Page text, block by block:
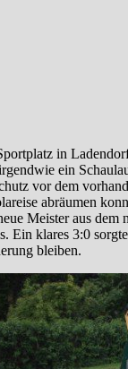
in
ein
vor dem
abräumen
Meister aus
Ein klares 3:0
bleiben.